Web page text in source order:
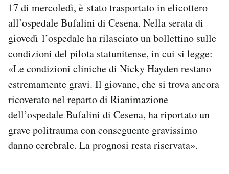
17 di mercoledì, è stato trasportato in elicottero
all’ospedale Bufalini di Cesena. Nella serata di
giovedì l’ospedale ha rilasciato un bollettino sulle
condizioni del pilota statunitense, in cui si legge:
«Le condizioni cliniche di Nicky Hayden restano
estremamente gravi. Il giovane, che si trova ancora
ricoverato nel reparto di Rianimazione
dell’ospedale Bufalini di Cesena, ha riportato un
grave politrauma con conseguente gravissimo
danno cerebrale. La prognosi resta riservata».